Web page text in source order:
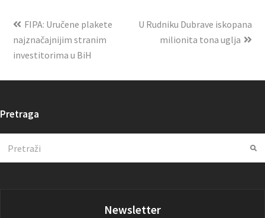
FIPA: Uručene plakete
najznačajnijim stranim
investitorima u BiH
U Rudniku Dubrave iskopana
milionita tona uglja
Pretraga
Newsletter